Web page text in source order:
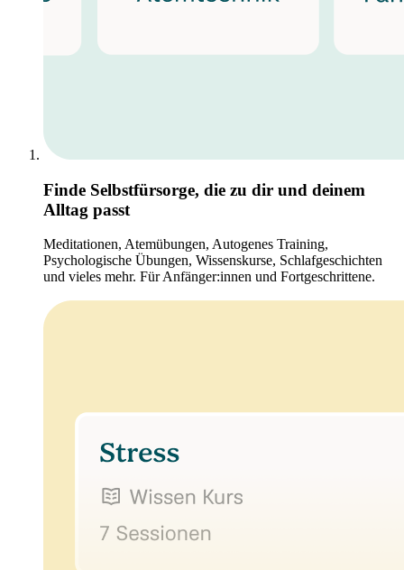
Finde Selbstfürsorge, die zu dir und deinem
Alltag passt
Meditationen, Atemübungen, Autogenes Training,
Psychologische Übungen, Wissenskurse, Schlafgeschichten
und vieles mehr. Für Anfänger:innen und Fortgeschrittene.